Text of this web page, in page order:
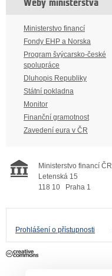
Weby ministerstva
Ministerstvo financí
Fondy EHP a Norska
Program švýcarsko-české
spolupráce
Dluhopis Republiky
Státní pokladna
Monitor
Finanční gramotnost
Zavedení eura v ČR
Ministerstvo financí ČR
Letenská 15
118 10
Praha 1
Prohlášení o přístupnosti